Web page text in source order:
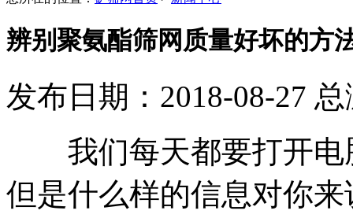
辨别聚氨酯筛网质量好坏的方
发布日期：2018-08-27
我们每天都要打开电
但是什么样的信息对你